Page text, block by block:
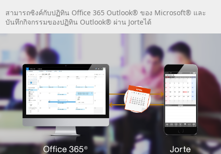
สามารถซิงค์กับปฏิทิน Office 365 Outlook® ของ Microsoft® และ
บันทึกกิจกรรมของปฏิทิน Outlook® ผ่าน Jorteได้